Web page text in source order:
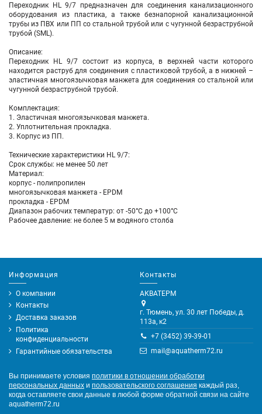
Переходник HL 9/7 предназначен для соединения канализационного
оборудования из пластика, а также безнапорной канализационной
трубы из ПВХ или ПП со стальной трубой или с чугунной безраструбной
трубой (SML).
Описание:
Переходник HL 9/7 состоит из корпуса, в верхней части которого
находится раструб для соединения с пластиковой трубой, а в нижней –
эластичная многоязычковая манжета для соединения со стальной или
чугунной безраструбной трубой.
Комплектация:
1. Эластичная многоязычковая манжета.
2. Уплотнительная прокладка.
3. Корпус из ПП.
Технические характеристики HL 9/7:
Срок службы: не менее 50 лет
Материал:
корпус - полипропилен
многоязычковая манжета - EPDM
прокладка - EPDM
Диапазон рабочих температур: от -50°С до +100°С
Рабочее давление: не более 5 м водяного столба
Информация
О компании
Контакты
Доставка заказов
Политика
конфиденциальности
Гарантийные обязательства
Контакты
АКВАТЕРМ
г. Тюмень, ул. 30 лет Победы, д.
113а, к2
+7 (3452) 39-39-01
mail@aquatherm72.ru
Вы принимаете условия политики в отношении обработки
персональных данных и пользовательского соглашения каждый раз,
когда оставляете свои данные в любой форме обратной связи на сайте
aquatherm72.ru